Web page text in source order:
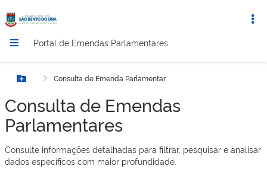
Portal de Emendas Parlamentares
Botão MenuConsulta de Emenda Parlamentar
Consulta de Emendas
Parlamentares
Consulte informações detalhadas para filtrar, pesquisar e analisar
dados específicos com maior profundidade.